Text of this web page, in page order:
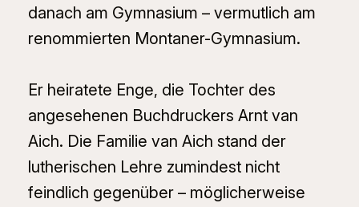
danach am Gymnasium – vermutlich am
renommierten Montaner-Gymnasium.
Er heiratete Enge, die Tochter des
angesehenen Buchdruckers Arnt van
Aich. Die Familie van Aich stand der
lutherischen Lehre zumindest nicht
feindlich gegenüber – möglicherweise